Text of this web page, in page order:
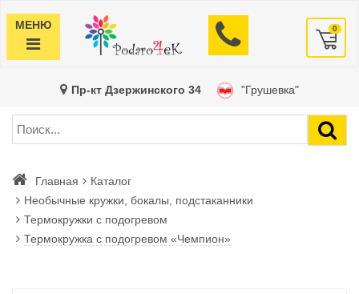
МЕНЮ 0
Пр-кт Дзержинского 34 "Грушевка"
Главная
Каталог
Необычные кружки, бокалы, подстаканники
Термокружки с подогревом
Термокружка с подогревом «Чемпион»